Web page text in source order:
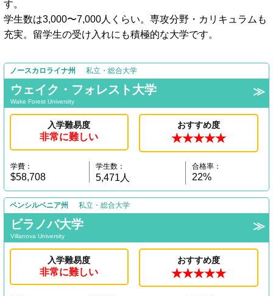
す。
学生数は3,000〜7,000人くらい。専攻分野・カリキュラムも
充実。留学生の受け入れにも積極的な大学です。
ノースカロライナ州 私立・総合大学
ウェイク・フォレスト大学
Wake Forest University
入学難易度
非常に難しい
おすすめ度
★★★★★
学費：
$58,708
学生数：
5,471人
合格率：
22%
ペンシルベニア州 私立・総合大学
ビラノバ大学
Villanova University
入学難易度
非常に難しい
おすすめ度
★★★★★